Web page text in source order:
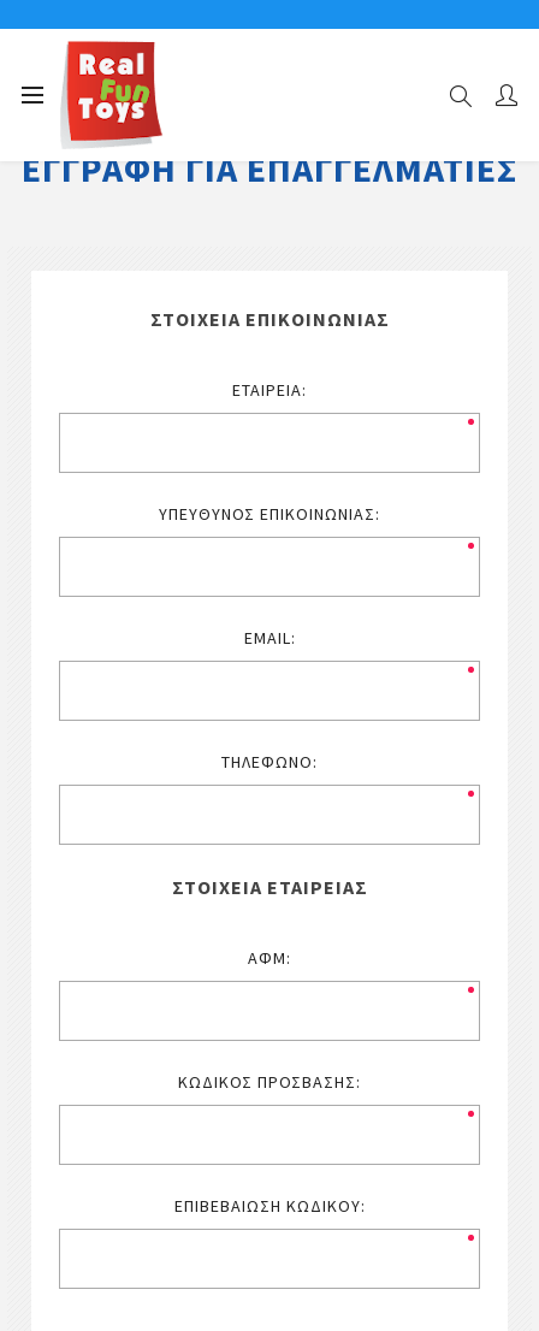
ΕΓΓΡΑΦΉ ΓΙΑ ΕΠΑΓΓΕΛΜΑΤΊΕΣ
ΣΤΟΙΧΕΊΑ ΕΠΙΚΟΙΝΩΝΊΑΣ
ΕΤΑΙΡΕΊΑ:
ΥΠΕΎΘΥΝΟΣ ΕΠΙΚΟΙΝΩΝΊΑΣ:
EMAIL:
ΤΗΛΈΦΩΝΟ:
ΣΤΟΙΧΕΊΑ ΕΤΑΙΡΕΊΑΣ
ΑΦΜ:
ΚΩΔΙΚΌΣ ΠΡΌΣΒΑΣΗΣ:
ΕΠΙΒΕΒΑΊΩΣΗ ΚΩΔΙΚΟΎ: